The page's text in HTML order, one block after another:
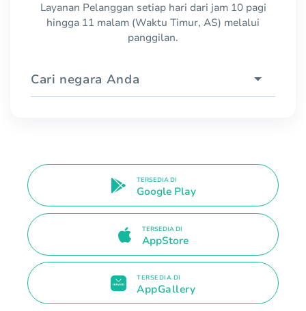
Layanan Pelanggan setiap hari dari jam 10 pagi
hingga 11 malam (Waktu Timur, AS) melalui
panggilan.
Cari negara Anda
TERSEDIA DI
Google Play
TERSEDIA DI
AppStore
TERSEDIA DI
AppGallery